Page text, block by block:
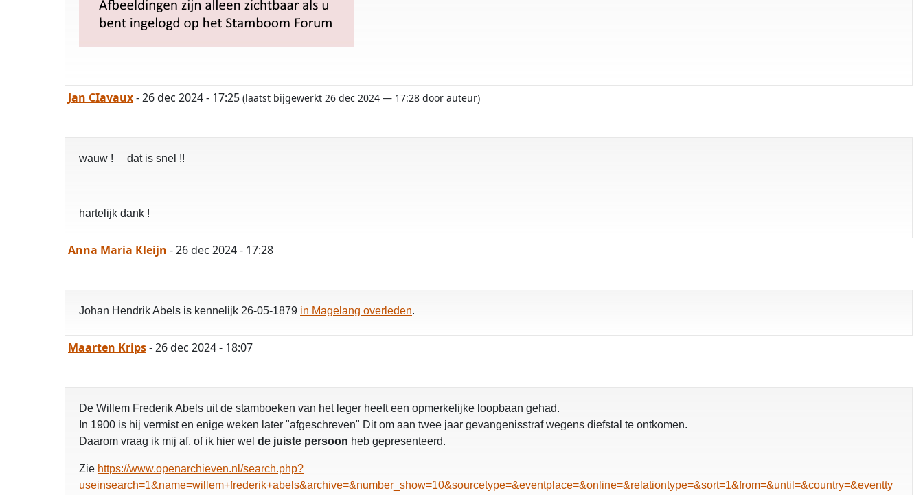
Jan CIavaux- 26 dec 2024 - 17:25 (laatst bijgewerkt 26 dec 2024 — 17:28 door auteur)
wauw ! dat is snel !!
hartelijk dank !
Anna Maria Kleijn - 26 dec 2024 - 17:28
Johan Hendrik Abels is kennelijk 26-05-1879 in Magelang overleden.
Maarten Krips- 26 dec 2024 - 18:07
De Willem Frederik Abels uit de stamboeken van het leger heeft een opmerkelijke loopbaan gehad.
In 1900 is hij vermist en enige weken later "afgeschreven" Dit om aan twee jaar gevangenisstraf wegens diefstal te ontkomen.
Daarom vraag ik mij af, of ik hier wel de juiste persoon heb gepresenteerd.
Zie https://www.openarchieven.nl/search.php?
useinsearch=1&name=willem+frederik+abels&archive=&number_show=10&sourcetype=&eventplace=&online=&relationtype=&sort=1&from=&until=&country=&eventty